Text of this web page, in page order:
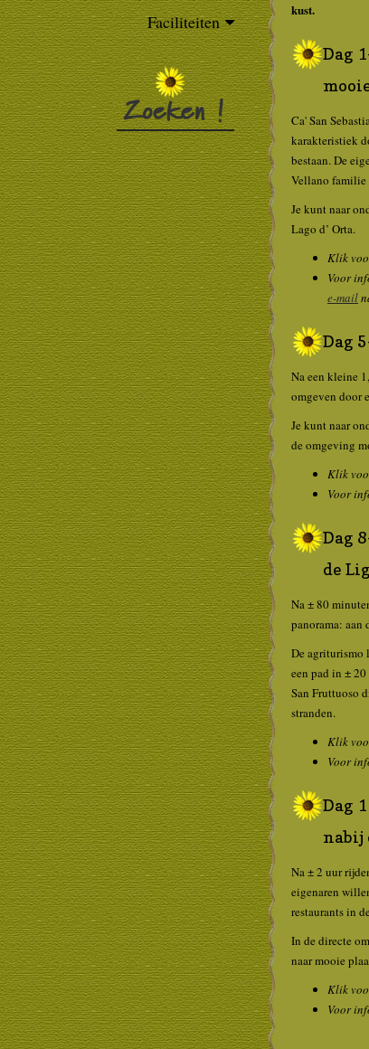
Faciliteiten
kust.
Dag
Ca' San
karakteristiek
bestaan. De
Vellano familie
Je kunt naar
Lago d’ Orta.
Klik
Voor
e-mail
Dag
Na een kleine
omgeven door
Je kunt naar
de omgeving
Klik
Voor
Dag
de
Na ± 80
panorama:
De agriturismo
een pad in ±
San Fruttuoso
stranden.
Klik
Voor
Dag
nabij
Na ± 2 uur
eigenaren
restaurants in
In de directe
naar mooie
Klik
Voor